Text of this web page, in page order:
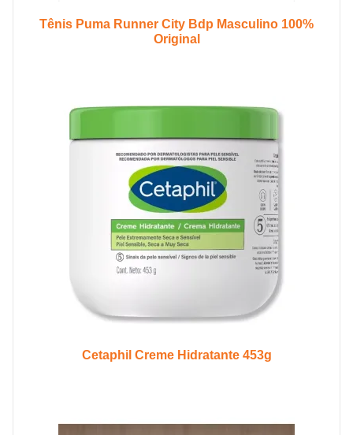
Tênis Puma Runner City Bdp Masculino 100%
Original
Cetaphil Creme Hidratante 453g